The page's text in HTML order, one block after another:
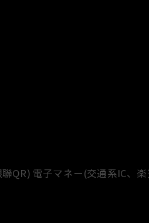
QR) 電子マネー(交通系IC、楽